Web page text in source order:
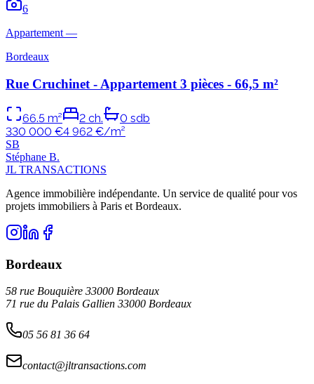
6
Appartement—
Bordeaux
Rue Cruchinet - Appartement 3 pièces - 66,5 m²
66.5 m² 2 ch. 0 sdb
330 000 €4 962 €/m²
SB
Stéphane B.
JL TRANSACTIONS
Agence immobilière indépendante. Un service de qualité pour vos
projets immobiliers à Paris et Bordeaux.
Bordeaux
58 rue Bouquière 33000 Bordeaux
71 rue du Palais Gallien 33000 Bordeaux
05 56 81 36 64
contact@jltransactions.com